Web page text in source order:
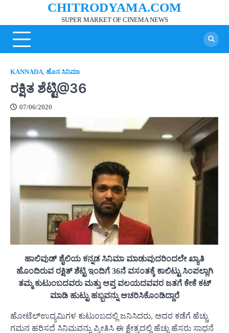
content
CHITRODYAMA.COM
SUPER MARKET OF CINEMA NEWS
KANNADA, ಹೊಸ ಸಿನಿಮಾ
ರಕ್ಷಿತ ಶೆಟ್ಟಿ@36
07/06/2020
ಹಾಲಿವುಡ್ ಶೈಲಿಯ ಕನ್ನಡ ಸಿನಿಮಾ ಮಾಡುವುದರಿಂದಲೇ ಖ್ಯಾತಿ
ಹೊಂದಿರುವ ರಕ್ಷಿತ್ ಶೆಟ್ಟಿ ಇಂದಿಗೆ 36ನೆ ವಸಂತಕ್ಕೆ ಕಾಲಿಟ್ಟು ಸಿಂಪಲ್ಲಾಗಿ
ತಮ್ಮ ಕುಟುಂಬದವರು ಮತ್ತು ಆಪ್ತ ವಲಯದವವರ ಜತಗೆ ಕೇಕೆ ಕಟ್
ಮಾಡಿ ಹುಟ್ಟು ಹಬ್ಬವನ್ನು ಆಚರಿಸಿಕೊಂಡಿದ್ದಾರೆ
ಹೋಟೆಲ್ಉದ್ಯಮಿಗಳ ಕುಟುಂಬದಲ್ಲಿ ಜನಿಸಿದರು, ಅದರ ಕಡೆಗೆ ಹೆಚ್ಚು
ಗಮನ ಹರಿಸದೆ ಸಿನಿಮವನ್ನು ಪ್ರೀತಿಸಿ ಈ ಕ್ಷೇತ್ರದಲ್ಲಿ ಹೆಚ್ಚು ಹೆಸರು ಸಾಧನೆ